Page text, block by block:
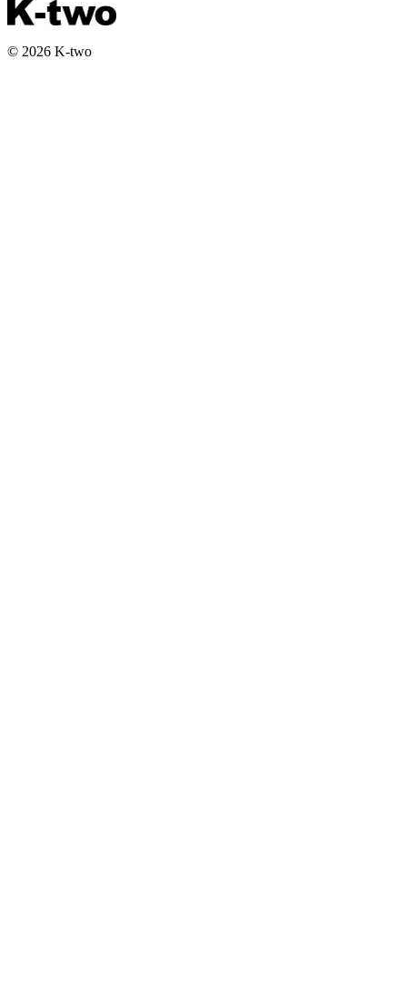
© 2026 K-two